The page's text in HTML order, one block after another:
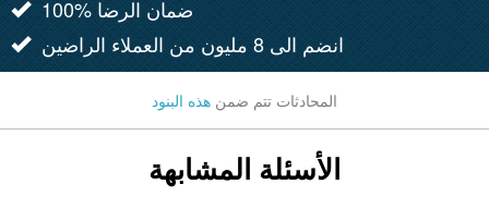
100% ضمان الرضا
انضم الى 8 مليون من العملاء الراضين
المحادثات تتم ضمن هذه البنود
الأسئلة المشابهة